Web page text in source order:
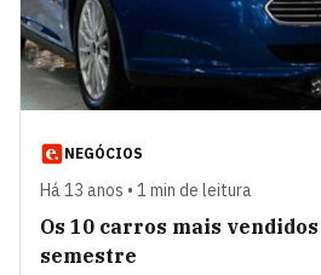
NEGÓCIOS
Há 13 anos • 1 min de leitura
Os 10 carros mais
semestre